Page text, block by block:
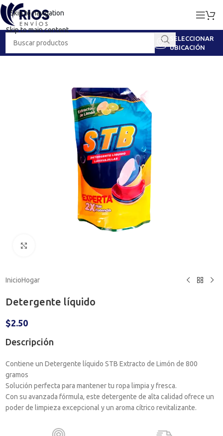
Skip to navigation
Skip to main content
SELECCIONAR
UBICACIÓN
InicioHogar
Detergente líquido
$2.50
Descripción
Contiene un Detergente líquido STB Extracto de Limón de 800
gramos
Solución perfecta para mantener tu ropa limpia y fresca.
Con su avanzada fórmula, este detergente de alta calidad ofrece un
poder de limpieza excepcional y un aroma cítrico revitalizante.